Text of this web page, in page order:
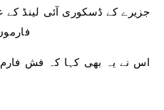
اس نے یہ بھی کہا کہ فش